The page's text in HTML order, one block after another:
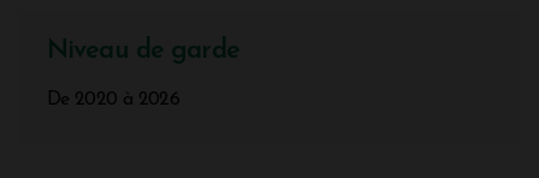
Niveau de garde
De 2020 à 2026